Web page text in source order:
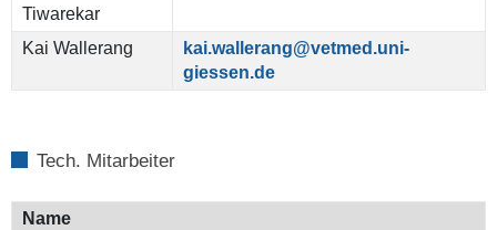
Tiwarekar
Kai Wallerang
kai.wallerang@vetmed.uni-
giessen.de
Tech. Mitarbeiter
Name